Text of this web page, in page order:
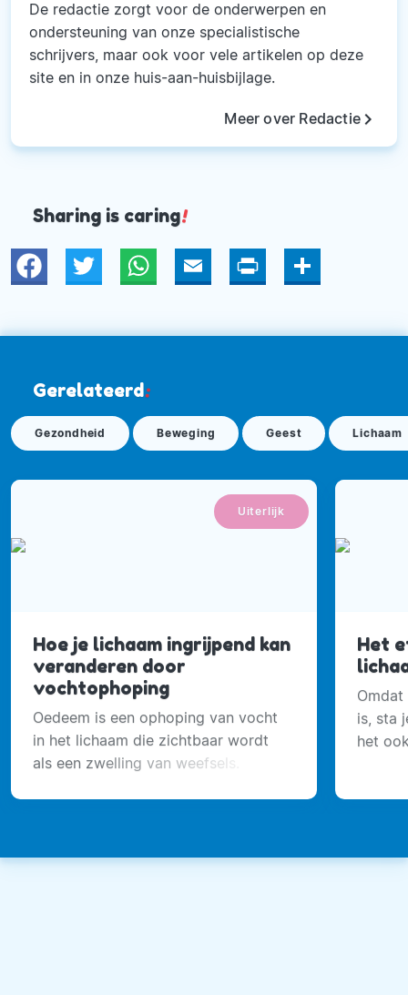
De redactie zorgt voor de onderwerpen en
ondersteuning van onze specialistische
schrijvers, maar ook voor vele artikelen op deze
site en in onze huis-aan-huisbijlage.
Meer over Redactiekeyboard_arrow_right
Sharing is caring!
Twitter WhatsAppEmail Print Deel
Gerelateerd:
Gezondheid Beweging Geest Lichaam
Uiterlijk
Hoe je lichaam ingrijpend kan
veranderen door
vochtophoping
Oedeem is een ophoping van vocht
in het lichaam die zichtbaar wordt
als een zwelling van weefsels.
Het
is, sta
het